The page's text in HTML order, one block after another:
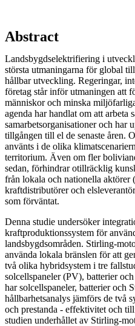
Abstract
Landsbygdselektrifiering i
största utmaningarna för global
hållbar utveckling. Regeringar,
företag står inför utmaningen att
människor och minska
agenda har handlat om att arbeta
samarbetsorganisationer och har
tillgången till el de senaste åren.
använts i de olika
territorium. Även om fler
sedan, förhindrar otillräcklig
från lokala och nationella aktörer
kraftdistributörer och
som förväntat.
Denna studie undersöker
kraftproduktionssystem för
landsbygdsområden. Stirling-
använda lokala bränslen för att
två olika hybridsystem i tre
solcellspaneler (PV), batterier
har solcellspaneler, batterier och
hållbarhetsanalys jämförs de två
och prestanda - effektivitet och
studien underhållet av Stirling-